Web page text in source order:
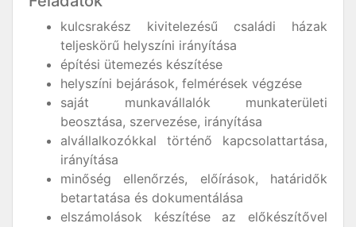
kulcsrakész kivitelezésű családi házak
teljeskörű helyszíni irányítása
építési ütemezés készítése
helyszíni bejárások, felmérések végzése
saját munkavállalók munkaterületi
beosztása, szervezése, irányítása
alvállalkozókkal történő kapcsolattartása,
irányítása
minőség ellenőrzés, előírások, határidők
betartatása és dokumentálása
elszámolások készítése az előkészítővel